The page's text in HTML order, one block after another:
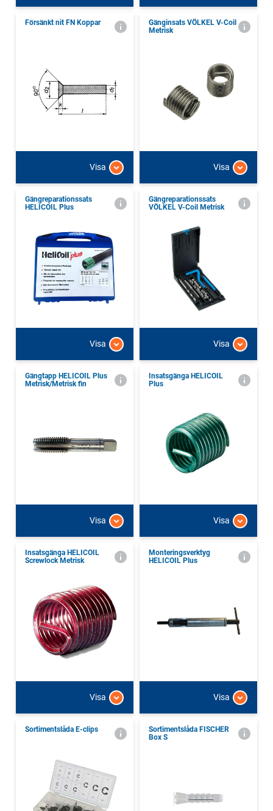
Försänkt nit FN Koppar
Visa
Gänginsats VÖLKEL V-Coil
Metrisk
Visa
Gängreparationssats
HELICOIL Plus
Visa
Gängreparationssats
VÖLKEL V-Coil Metrisk
Visa
Gängtapp HELICOIL Plus
Metrisk/Metrisk fin
Visa
Insatsgänga HELICOIL
Plus
Visa
Insatsgänga HELICOIL
Screwlock Metrisk
Visa
Monteringsverktyg
HELICOIL Plus
Visa
Sortimentslåda E-clips
Sortimentslåda FISCHER
Box S